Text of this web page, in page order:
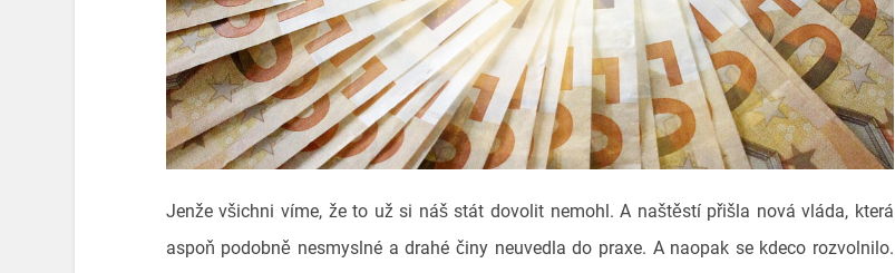
Jenže všichni víme, že to už si náš stát dovolit nemohl. A naštěstí přišla nová vláda, která
aspoň podobně nesmyslné a drahé činy neuvedla do praxe. A naopak se kdeco rozvolnilo.